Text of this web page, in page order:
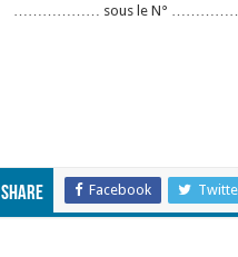
……………… sous le N°
Share Facebook